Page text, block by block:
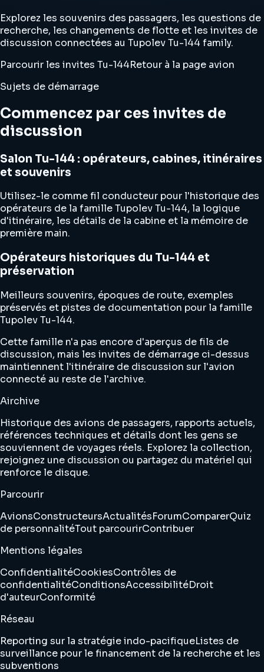
Explorez les souvenirs des passagers, les questions de
recherche, les changements de flotte et les invites de
discussion connectées au Tupolev Tu-144 family.
Parcourir les invites Tu-144Retour à la page avion
Sujets de démarrage
Commencez par ces invites de
discussion
Salon Tu-144 : opérateurs, cabines, itinéraires
et souvenirs
Utilisez-le comme fil conducteur pour l'historique des
opérateurs de la famille Tupolev Tu-144, la logique
d'itinéraire, les détails de la cabine et la mémoire de
première main.
Opérateurs historiques du Tu-144 et
préservation
Meilleurs souvenirs, époques de route, exemples
préservés et pistes de documentation pour la famille
Tupolev Tu-144.
Cette famille n'a pas encore d'aperçus de fils de
discussion, mais les invites de démarrage ci-dessus
maintiennent l'itinéraire de discussion sur l'avion
connecté au reste de l'archive.
Airchive
Historique des avions de passagers, rapports actuels,
références techniques et détails dont les gens se
souviennent de voyages réels. Explorez la collection,
rejoignez une discussion ou partagez du matériel qui
renforce le disque.
Parcourir
AvionsConstructeursActualitésForumComparerQuiz
de personnalitéTout parcourirContribuer
Mentions légales
ConfidentialitéCookiesContrôles de
confidentialitéConditionsAccessibilitéDroit
d'auteurConformité
Réseau
Reporting sur la stratégie indo-pacifiqueListes de
surveillance pour le financement de la recherche et les
subventions